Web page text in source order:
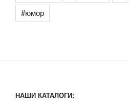
#юмор
НАШИ КАТАЛОГИ: